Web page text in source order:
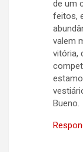
de um
feitos,
valem
vitória,
Bueno.